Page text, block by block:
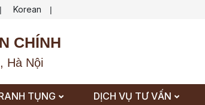
| Korean |
CHÍNH
Hà Nội
TỤNG DỊCH VỤ TƯ VẤN